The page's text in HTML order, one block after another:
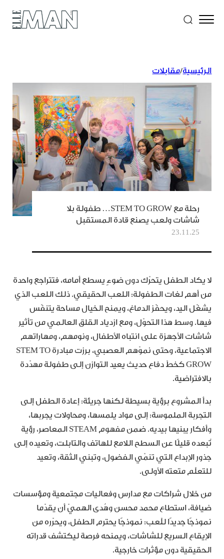
الرئيسية/مقابلات
رحلة مع STEM TO GROW… طفولة بلا
شاشات ولعب يصنع قادة المستقبل
23.11.25
لا يكاد الطفل يتحرّك دون ضوءٍ يسطع أمامه، فتتراجع واحدة
من أهم لغات الطفولة: اللعب الحقيقي. ذلك اللعب الذي
يشغّل اليد، ويحفّز الدماغ، ويمنح الخيال مساحة يتنفّس
فيها. وسط هذا التحوّل، ومع ازدياد القلق العالمي من تأثير
شاشات الأجهزة على انتباه الأطفال، ونومهم، ومهاراتهم
الاجتماعية، وحتى نموّهم العصبي، برزت مبادرة STEM TO
GROW كخطّ دفاع حديث يعيد التوازن إلى طفولة مهدّدة
بالافتراضية.
بدأ المشروع برؤية بسيطة لكنها جريئة: إعادة الطفل إلى
التجربة الملموسة: إلى مواد يلمسها، ومحاولات يجربها،
وأفكار يبنيها بيديه. ضمن مفهوم STEAM المعاصر، رؤية
تُبعده قليلًا عن السطح اللامع للهاتف والتابلت، وتعيده إلى
جذور الإبداع التي تنمّي الفضول، وتبني الثقة، وتعيد
للتعلّم متعته الأولى.
من خلال شراكات مع مدارس وفعاليات مجتمعية ومؤسسات
ضيافة، استطاع محمد محسن وهُدى الهميّ أن يقدّما
نموذجًا جديدًا للّعب: نموذجًا يحترم الطفل، ويحرّره من
الإيقاع السريع للشاشات، ويمنحه فرصة ليكتشف قدراته
الحقيقية دون مؤثرات خارجية.